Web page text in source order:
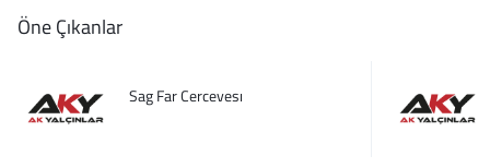
Öne Çıkanlar
Sag Far Cercevesı